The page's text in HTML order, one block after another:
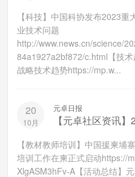
【科技】中国科协发布2023
业技术问题
http://www.news.cn/science/
84a1927a2bf872/c.html【技
战略技术趋势https://mp.w...
20
10月
元卓日报
【元卓社区资讯
【教材教师培训】中国援柬埔
培训工作在柬正式启动https://
XlgASM3hFv-A【活动总结】